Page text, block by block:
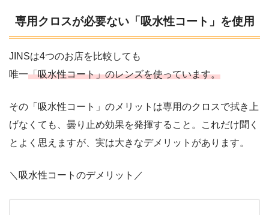
専用クロスが必要ない「吸水性コート」を使用
JINSは4つのお店を比較しても
唯一「吸水性コート」のレンズを使っています。
その「吸水性コート」のメリットは専用のクロスで拭き上
げなくても、曇り止め効果を発揮すること。これだけ聞く
とよく思えますが、実は大きなデメリットがあります。
＼吸水性コートのデメリット／